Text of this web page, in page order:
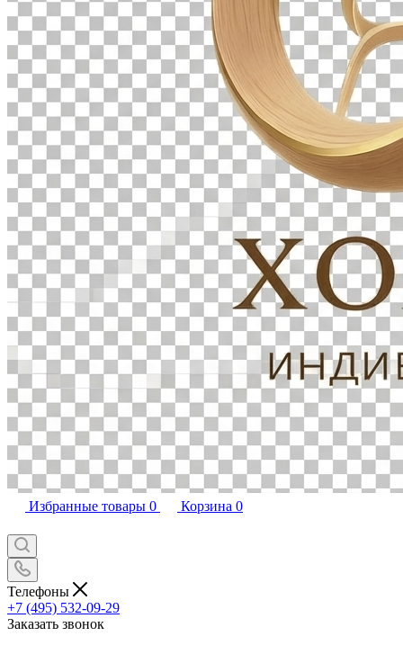
Избранные товары 0 Корзина 0
Телефоны
+7 (495) 532-09-29
Заказать звонок